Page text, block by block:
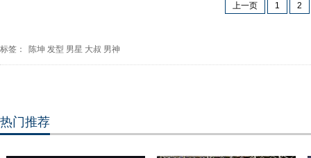
上一页 1 2
标签： 陈坤 发型 男星 大叔 男神
热门推荐